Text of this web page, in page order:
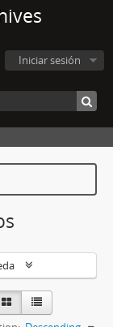
Iniciar sesión